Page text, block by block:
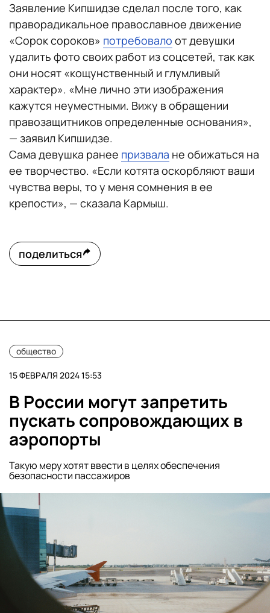
Заявление Кипшидзе сделал после того, как
праворадикальное православное движение
«Сорок сороков» потребовало от девушки
удалить фото своих работ из соцсетей, так как
они носят «кощунственный и глумливый
характер». «Мне лично эти изображения
кажутся неуместными. Вижу в обращении
правозащитников определенные основания»,
— заявил Кипшидзе.
Сама девушка ранее призвала не обижаться на
ее творчество. «Если котята оскорбляют ваши
чувства веры, то у меня сомнения в ее
крепости», — сказала Кармыш.
поделиться
общество
15 ФЕВРАЛЯ 2024 15:53
В России могут запретить
пускать сопровождающих в
аэропорты
Такую меру хотят ввести в целях обеспечения
безопасности пассажиров